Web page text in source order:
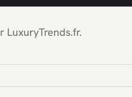
LuxuryTrends.fr.